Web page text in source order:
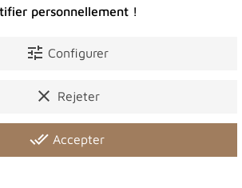
aimerez aussi
personnellement !
tune Configurer
clear Rejeter
done_all Accepter